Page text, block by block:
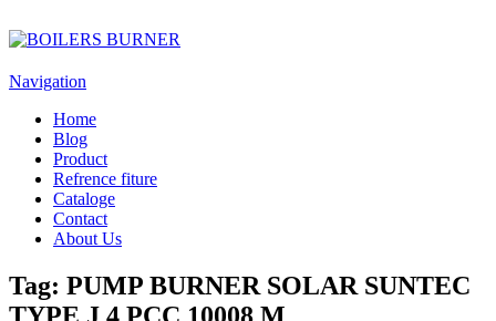
Navigation
Home
Blog
Product
Refrence fiture
Cataloge
Contact
About Us
Tag: PUMP BURNER SOLAR SUNTEC